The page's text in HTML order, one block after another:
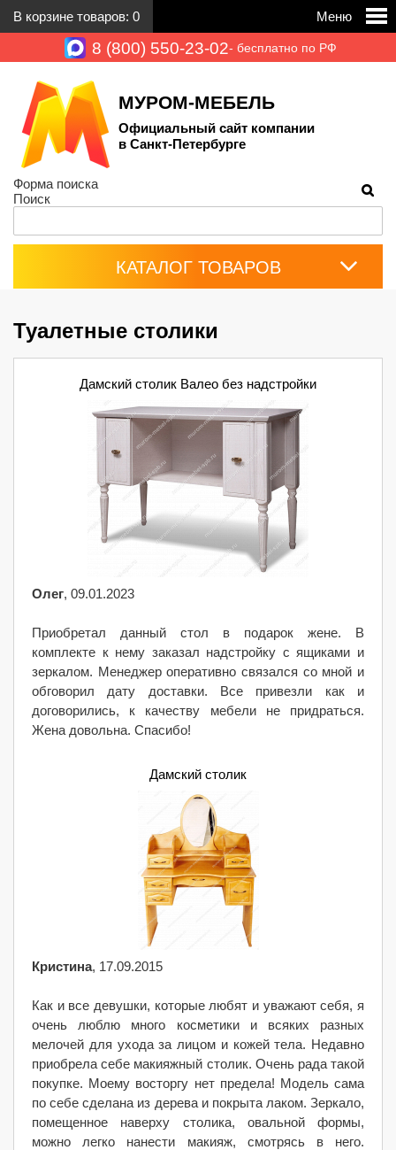
В корзине товаров: 0 Меню
8 (800) 550-23-02- бесплатно по РФ
МУРОМ-МЕБЕЛЬ
Официальный сайт компании
в Санкт-Петербурге
Форма поиска
Поиск
КАТАЛОГ ТОВАРОВ
Туалетные столики
Олег, 09.01.2023
Приобретал данный стол в подарок жене. В
комплекте к нему заказал надстройку с ящиками и
зеркалом. Менеджер оперативно связался со мной и
обговорил дату доставки. Все привезли как и
договорились, к качеству мебели не придраться.
Жена довольна. Спасибо!
Дамский столик Валео без надстройки
Кристина, 17.09.2015
Как и все девушки, которые любят и уважают себя, я
очень люблю много косметики и всяких разных
мелочей для ухода за лицом и кожей тела. Недавно
приобрела себе макияжный столик. Очень рада такой
покупке. Моему восторгу нет предела! Модель сама
по себе сделана из дерева и покрыта лаком. Зеркало,
помещенное наверху столика, овальной формы,
можно легко нанести макияж, смотрясь в него.
Дамский столик